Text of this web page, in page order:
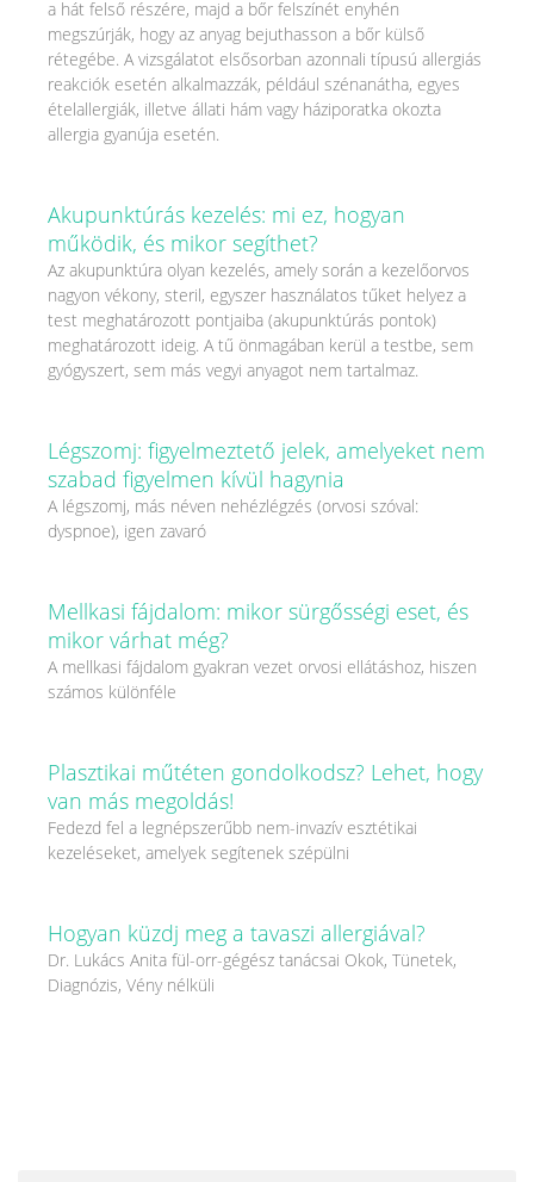
a hát felső részére, majd a bőr felszínét enyhén
megszúrják, hogy az anyag bejuthasson a bőr külső
rétegébe. A vizsgálatot elsősorban azonnali típusú allergiás
reakciók esetén alkalmazzák, például szénanátha, egyes
ételallergiák, illetve állati hám vagy háziporatka okozta
allergia gyanúja esetén.
Akupunktúrás kezelés: mi ez, hogyan
működik, és mikor segíthet?
Az akupunktúra olyan kezelés, amely során a kezelőorvos
nagyon vékony, steril, egyszer használatos tűket helyez a
test meghatározott pontjaiba (akupunktúrás pontok)
meghatározott ideig. A tű önmagában kerül a testbe, sem
gyógyszert, sem más vegyi anyagot nem tartalmaz.
Légszomj: figyelmeztető jelek, amelyeket nem
szabad figyelmen kívül hagynia
A légszomj, más néven nehézlégzés (orvosi szóval:
dyspnoe), igen zavaró
Mellkasi fájdalom: mikor sürgősségi eset, és
mikor várhat még?
A mellkasi fájdalom gyakran vezet orvosi ellátáshoz, hiszen
számos különféle
Plasztikai műtéten gondolkodsz? Lehet, hogy
van más megoldás!
Fedezd fel a legnépszerűbb nem-invazív esztétikai
kezeléseket, amelyek segítenek szépülni
Hogyan küzdj meg a tavaszi allergiával?
Dr. Lukács Anita fül-orr-gégész tanácsai Okok, Tünetek,
Diagnózis, Vény nélküli